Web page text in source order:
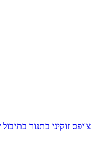
צ'יפס זוקיני בתנור